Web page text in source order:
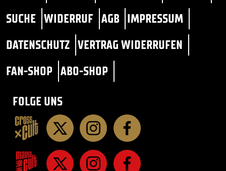
SUCHE WIDERRUF AGB IMPRESSUM
DATENSCHUTZ VERTRAG WIDERRUFEN
FAN-SHOP ABO-SHOP
FOLGE UNS